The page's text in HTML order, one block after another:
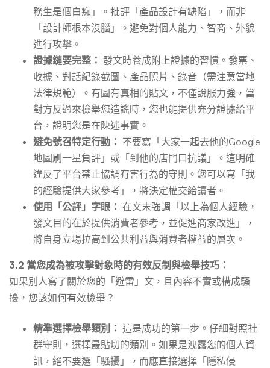
務生是個白痴」。批評「產品設計有缺陷」，而非
「設計師根本沒腦」。避免對個人能力、智商、外貌
進行攻擊。
證據鏈要完整： 發文時養成附上證據的習慣。發票、
收據、對話紀錄截圖、產品照片、錄音（需注意當地
法律規範）。有圖有真相的貼文，不僅說服力強，當
對方反過來檢舉您造謠時，您也能提供充分證據給平
台，證明您是在陳述事實。
避免號召特定行動： 不要寫「大家一起去他的Google
地圖刷一星負評」或「到他的店門口抗議」。這明確
違反了平台禁止協調有害行為的守則。您可以寫「我
的經驗提供大家參考」，將決定權交給讀者。
使用「公評」字眼： 在文末強調「以上為個人經驗，
發文目的在於提供消費者參考，並促進商家改進」，
將自身立場拉高到公共利益與消費者權益的層次。
3.2 當您成為被攻擊對象時的有效反制與檢舉技巧：
如果別人寫了關於您的「避雷」文，且內容不實或構成騷
擾，您該如何有效檢舉？
精準選擇檢舉類別： 這是成功的第一步。仔細對照社
群守則，選擇最貼切的類別。如果是洩露您的個人資
訊，絕不要選「騷擾」，而應直接選擇「隱私侵